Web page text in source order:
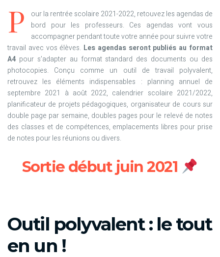
P
our la rentrée scolaire 2021-2022, retouvez les agendas de
bord pour les professeurs. Ces agendas vont vous
accompagner pendant toute votre année pour suivre votre
travail avec vos élèves. Les agendas seront publiés au format
A4 pour s’adapter au format standard des documents ou des
photocopies. Conçu comme un outil de travail polyvalent,
retrouvez les éléments indispensables : planning annuel de
septembre 2021 à août 2022, calendrier scolaire 2021/2022,
planificateur de projets pédagogiques, organisateur de cours sur
double page par semaine, doubles pages pour le relevé de notes
des classes et de compétences, emplacements libres pour prise
de notes pour les réunions ou divers.
Sortie début juin 2021
Outil polyvalent : le tout
en un !